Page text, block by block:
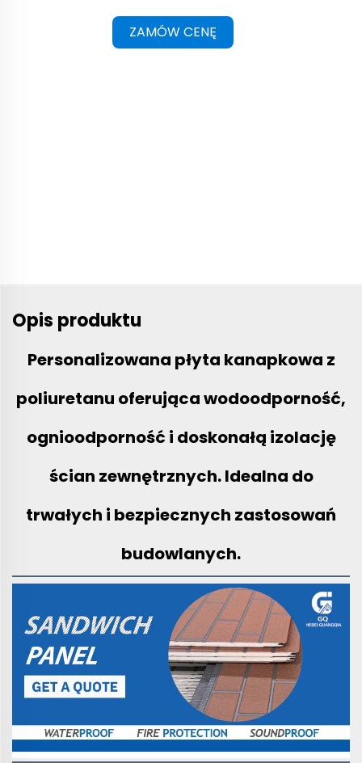
ZAMÓW CENĘ
Opis produktu
Personalizowana płyta kanapkowa z
poliuretanu oferująca wodoodporność,
ognioodporność i doskonałą izolację
ścian zewnętrznych. Idealna do
trwałych i bezpiecznych zastosowań
budowlanych.